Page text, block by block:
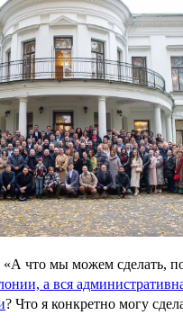
что мы можем сделать,
а вся
? Что я конкретно могу